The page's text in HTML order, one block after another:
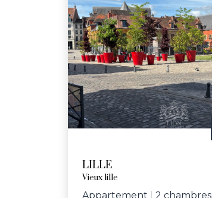
LILLE
Vieux lille
Appartement 2 chambres